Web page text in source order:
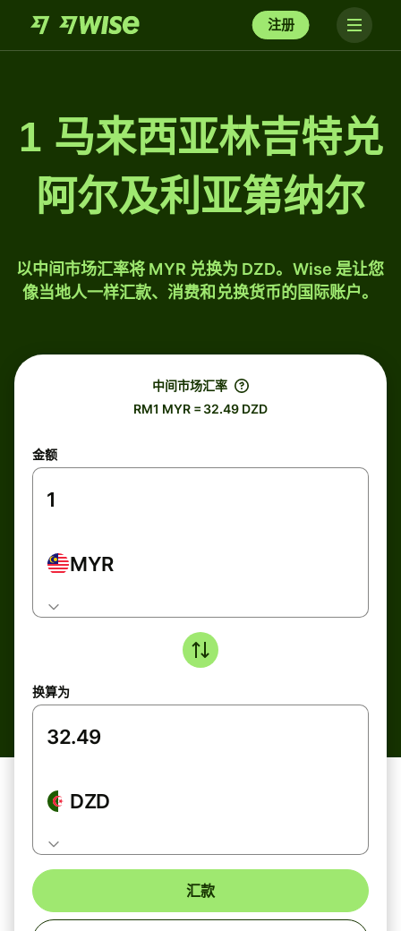
注册
1 马来西亚林吉特兑
阿尔及利亚第纳尔
以中间市场汇率将 MYR 兑换为 DZD。Wise 是让您
像当地人一样汇款、消费和兑换货币的国际账户。
中间市场汇率
RM1 MYR = 32.49 DZD
金额
MYR
换算为
DZD
汇款